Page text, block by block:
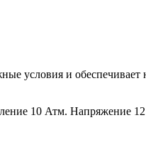
условия и
10 Атм. Напряжение 12